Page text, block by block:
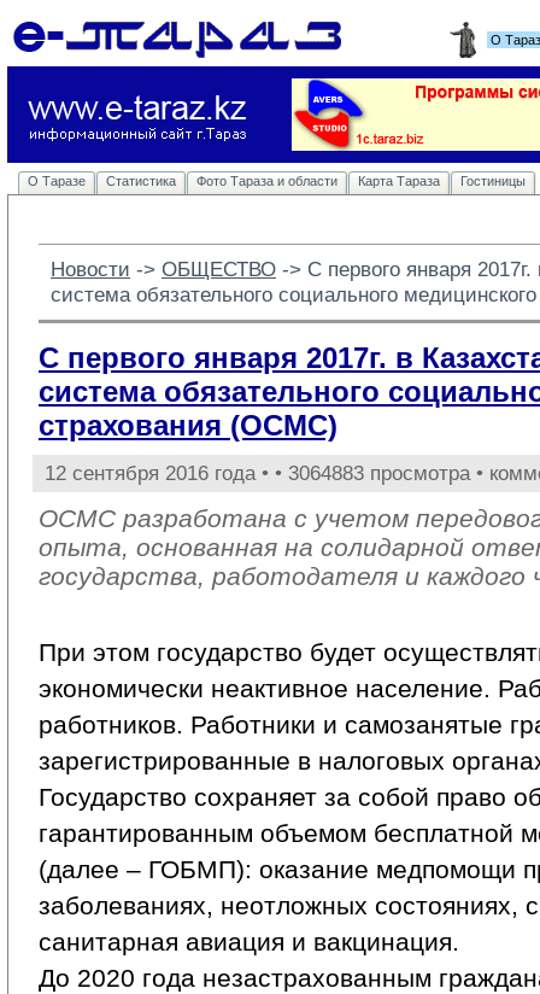
О
О Таразе Статистика Фото Тараза и области Карта Тараза Гостиницы
Новости -> ОБЩЕСТВО -> С первого января
система обязательного социального
С первого января 2017г. в
система обязательного
страхования (ОСМС)
12 сентября 2016 года • • 3064883 просмотра •
ОСМС разработана с учетом
опыта, основанная на солидарной
государства, работодателя и каждого
При этом государство будет
экономически неактивное население.
работников. Работники и самозанятые
зарегистрированные в налоговых
Государство сохраняет за собой право
гарантированным объемом бесплатной
(далее – ГОБМП): оказание медпомощи
заболеваниях, неотложных состояниях,
санитарная авиация и вакцинация.
До 2020 года незастрахованным